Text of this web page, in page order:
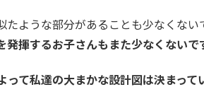
ような部分があることも少なくない
揮するお子さんもまた少なくないで
って私達の大まかな設計図は決まって